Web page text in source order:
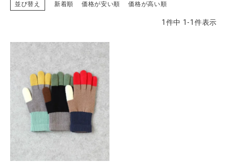
CATEGORY
ナチュラル服
ファッション雑貨
並び替え 新着順 価格が安い順 価格が高い順
1 件中 1 -1 件表示